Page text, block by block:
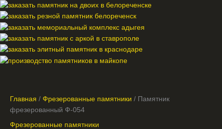
Главная / Фрезерованные памятники / Памятник
фрезерованный Ф-054
Фрезерованные памятники